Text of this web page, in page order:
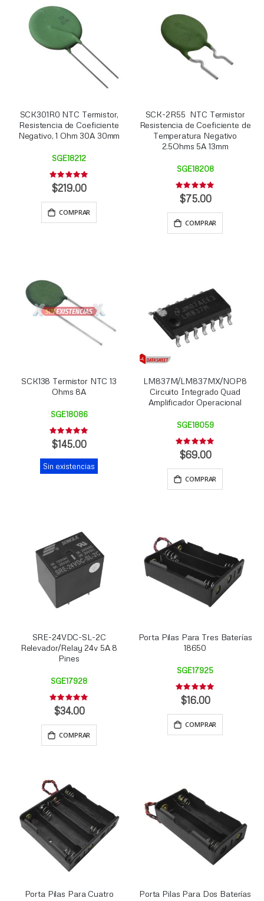
SCK301R0 NTC Termistor,
Resistencia de Coeficiente
Negativo, 1 Ohm 30A 30mm
SGE18212
Rating:
0%
$219.00
COMPRAR
SCK-2R55 NTC Termistor
Resistencia de Coeficiente de
Temperatura Negativo
2.5Ohms 5A 13mm
SGE18208
Rating:
0%
$75.00
COMPRAR
SCK138 Termistor NTC 13
Ohms 8A
SGE18086
Rating:
0%
$145.00
Sin existencias
LM837M/LM837MX/NOP8
Circuito Integrado Quad
Amplificador Operacional
SGE18059
Rating:
0%
$69.00
COMPRAR
SRE-24VDC-SL-2C
Relevador/Relay 24v 5A 8
Pines
SGE17928
Rating:
0%
$34.00
COMPRAR
Porta Pilas Para Tres Baterías
18650
SGE17925
Rating:
0%
$16.00
COMPRAR
Porta Pilas Para Cuatro
Porta Pilas Para Dos Baterías